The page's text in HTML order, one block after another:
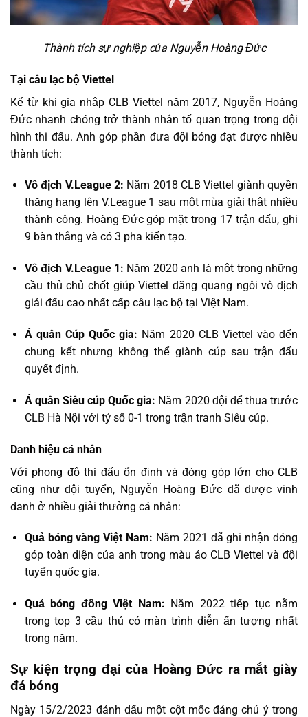
Thành tích sự nghiệp của Nguyễn Hoàng Đức
Tại câu lạc bộ Viettel
Kể từ khi gia nhập CLB Viettel năm 2017, Nguyễn Hoàng
Đức nhanh chóng trở thành nhân tố quan trọng trong đội
hình thi đấu. Anh góp phần đưa đội bóng đạt được nhiều
thành tích:
Vô địch V.League 2: Năm 2018 CLB Viettel giành quyền
thăng hạng lên V.League 1 sau một mùa giải thật nhiều
thành công. Hoàng Đức góp mặt trong 17 trận đấu, ghi
9 bàn thắng và có 3 pha kiến tạo.
Vô địch V.League 1: Năm 2020 anh là một trong những
cầu thủ chủ chốt giúp Viettel đăng quang ngôi vô địch
giải đấu cao nhất cấp câu lạc bộ tại Việt Nam.
Á quân Cúp Quốc gia: Năm 2020 CLB Viettel vào đến
chung kết nhưng không thể giành cúp sau trận đấu
quyết định.
Á quân Siêu cúp Quốc gia: Năm 2020 đội để thua trước
CLB Hà Nội với tỷ số 0-1 trong trận tranh Siêu cúp.
Danh hiệu cá nhân
Với phong độ thi đấu ổn định và đóng góp lớn cho CLB
cũng như đội tuyển, Nguyễn Hoàng Đức đã được vinh
danh ở nhiều giải thưởng cá nhân:
Quả bóng vàng Việt Nam: Năm 2021 đã ghi nhận đóng
góp toàn diện của anh trong màu áo CLB Viettel và đội
tuyển quốc gia.
Quả bóng đồng Việt Nam: Năm 2022 tiếp tục nằm
trong top 3 cầu thủ có màn trình diễn ấn tượng nhất
trong năm.
Sự kiện trọng đại của Hoàng Đức ra mắt giày
đá bóng
Ngày 15/2/2023 đánh dấu một cột mốc đáng chú ý trong